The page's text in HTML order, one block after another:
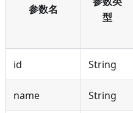
参数名
型
id String
name String